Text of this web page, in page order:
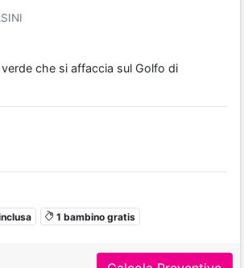
che si affaccia sul Golfo di
1 bambino gratis